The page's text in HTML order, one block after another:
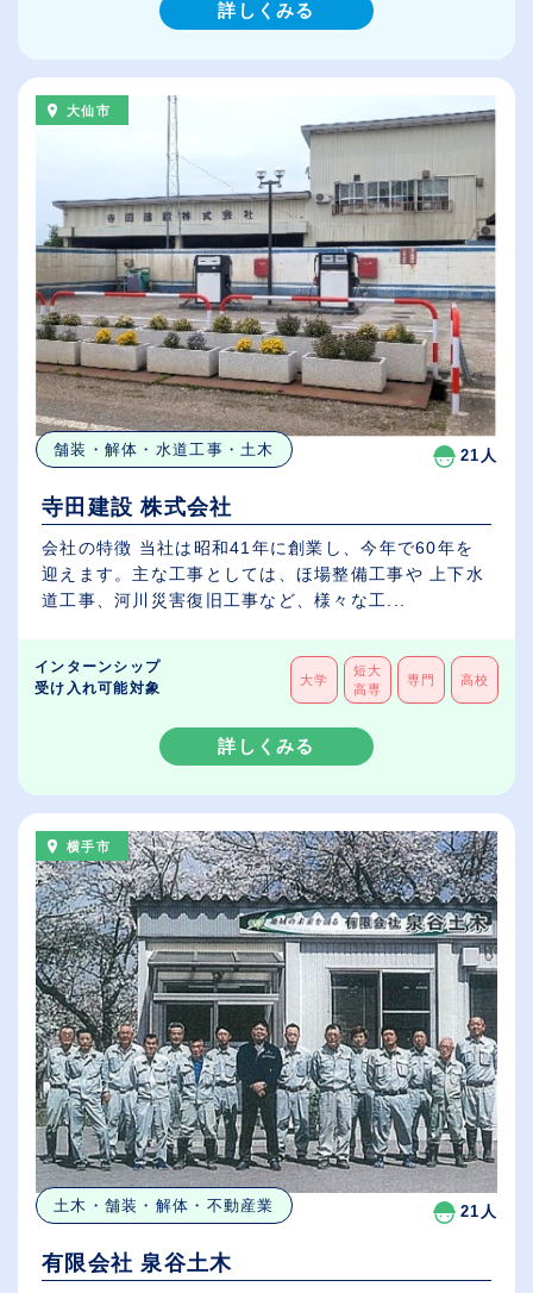
詳しくみる
大仙市
舗装・解体・水道工事・土木 21人
寺田建設 株式会社
会社の特徴 当社は昭和41年に創業し、今年で60年を
迎えます。主な工事としては、ほ場整備工事や 上下水
道工事、河川災害復旧工事など、様々な工...
インターンシップ
受け入れ可能対象
大学
短大
高専
専門 高校
詳しくみる
横手市
土木・舗装・解体・不動産業 21人
有限会社 泉谷土木